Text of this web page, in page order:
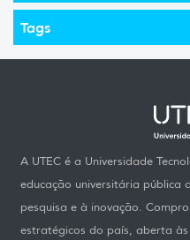
Tags
A UTEC é a Universidade
educação universitária pública
pesquisa e à inovação.
estratégicos do país, aberta